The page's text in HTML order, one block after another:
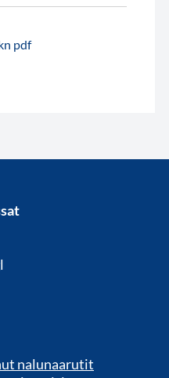
pdf
nalunaarutit